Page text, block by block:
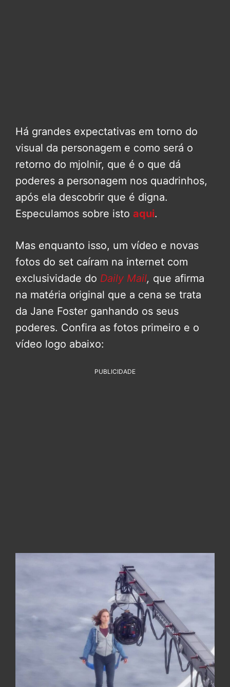
Há grandes expectativas em torno do
visual da personagem e como será o
retorno do mjolnir, que é o que dá
poderes a personagem nos quadrinhos,
após ela descobrir que é digna.
Especulamos sobre isto aqui.
Mas enquanto isso, um vídeo e novas
fotos do set caíram na internet com
exclusividade do Daily Mail, que afirma
na matéria original que a cena se trata
da Jane Foster ganhando os seus
poderes. Confira as fotos primeiro e o
vídeo logo abaixo:
PUBLICIDADE